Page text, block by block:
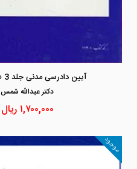
آیین دادرسی مدنی جلد 3 « بنیادین»
دكتر عبدالله شمس
۱,۷۰۰,۰۰۰ ریال
موجود